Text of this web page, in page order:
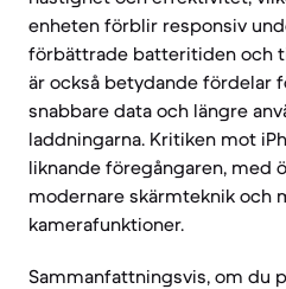
enheten förblir responsiv
förbättrade batteritiden och
är också betydande fördelar
snabbare data och längre
laddningarna. Kritiken mot
liknande föregångaren, med
modernare skärmteknik och
kamerafunktioner.
Sammanfattningsvis, om du